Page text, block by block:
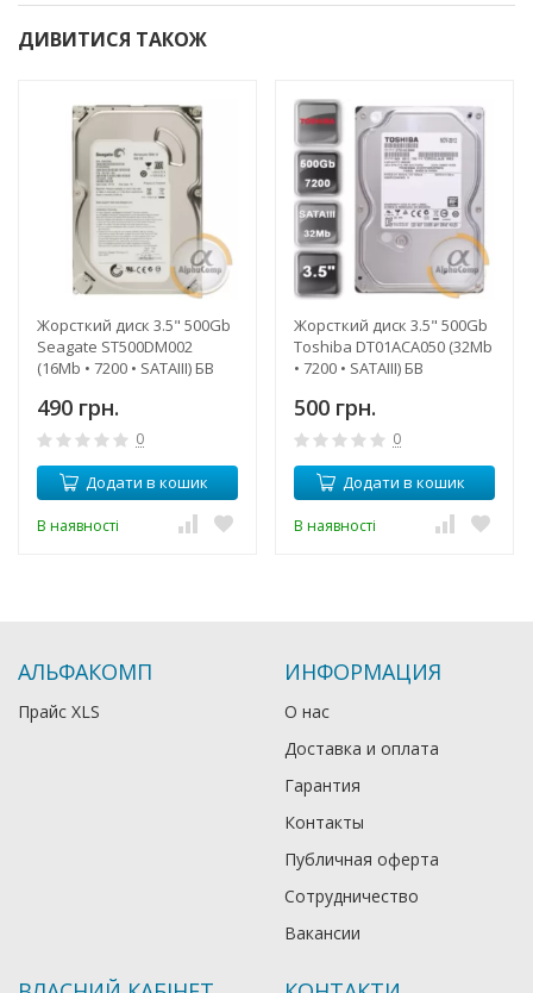
ДИВИТИСЯ ТАКОЖ
Жорсткий диск 3.5" 500Gb
Seagate ST500DM002
(16Mb • 7200 • SATAIII) БВ
490 грн.
0
Додати в кошик
В наявності
Жорсткий диск 3.5" 500Gb
Toshiba DT01ACA050 (32Mb
• 7200 • SATAIII) БВ
500 грн.
0
Додати в кошик
В наявності
АЛЬФАКОМП
Прайс XLS
ИНФОРМАЦИЯ
О нас
Доставка и оплата
Гарантия
Контакты
Публичная оферта
Сотрудничество
Вакансии